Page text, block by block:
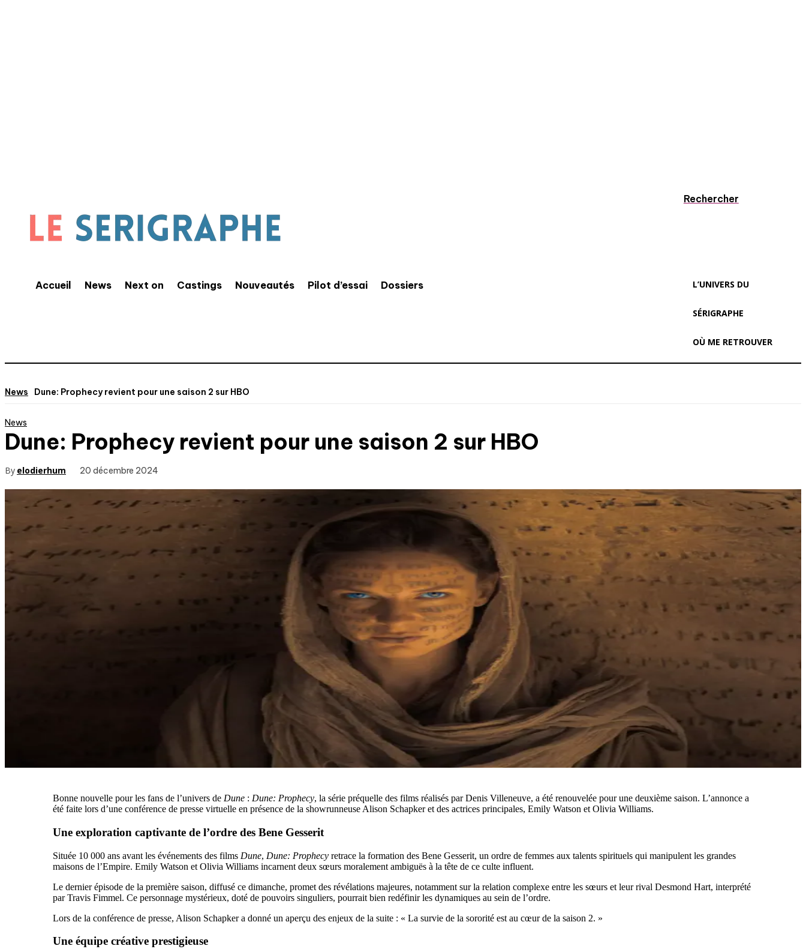
Accueil News Next on Castings Nouveautés Pilot d’essai Dossiers
Rechercher
L’UNIVERS DU
SÉRIGRAPHE
OÙ ME RETROUVER
News Dune: Prophecy revient pour une saison 2 sur HBO
News
Dune: Prophecy revient pour une saison 2 sur HBO
By elodierhum 20 décembre 2024
Bonne nouvelle pour les fans de l’univers de Dune : Dune: Prophecy, la série préquelle des films réalisés par Denis Villeneuve, a été renouvelée pour une deuxième saison. L’annonce a
été faite lors d’une conférence de presse virtuelle en présence de la showrunneuse Alison Schapker et des actrices principales, Emily Watson et Olivia Williams.
Une exploration captivante de l’ordre des Bene Gesserit
Située 10 000 ans avant les événements des films Dune, Dune: Prophecy retrace la formation des Bene Gesserit, un ordre de femmes aux talents spirituels qui manipulent les grandes
maisons de l’Empire. Emily Watson et Olivia Williams incarnent deux sœurs moralement ambiguës à la tête de ce culte influent.
Le dernier épisode de la première saison, diffusé ce dimanche, promet des révélations majeures, notamment sur la relation complexe entre les sœurs et leur rival Desmond Hart, interprété
par Travis Fimmel. Ce personnage mystérieux, doté de pouvoirs singuliers, pourrait bien redéfinir les dynamiques au sein de l’ordre.
Lors de la conférence de presse, Alison Schapker a donné un aperçu des enjeux de la suite : « La survie de la sororité est au cœur de la saison 2. »
Une équipe créative prestigieuse